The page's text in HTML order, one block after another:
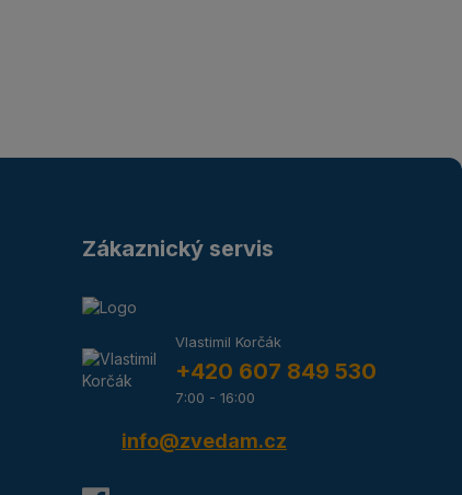
Zákaznický servis
Vlastimil Korčák
+420 607 849 530
7:00 - 16:00
info@zvedam.cz